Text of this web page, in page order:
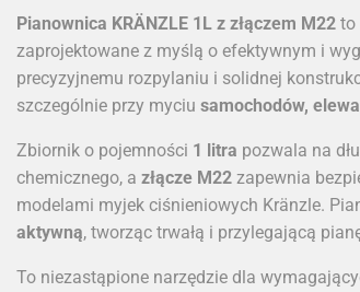
Pianownica KRÄNZLE 1L z złączem M22 to
zaprojektowane z myślą o efektywnym i
precyzyjnemu rozpylaniu i solidnej
szczególnie przy myciu samochodów,
Zbiornik o pojemności 1 litra pozwala na
chemicznego, a złącze M22 zapewnia
modelami myjek ciśnieniowych Kränzle.
aktywną, tworząc trwałą i przylegającą
To niezastąpione narzędzie dla